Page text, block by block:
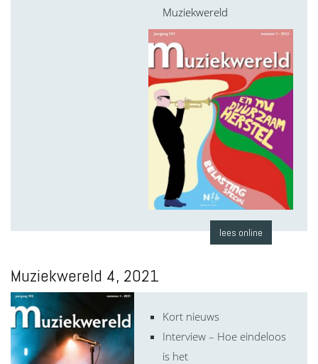
Muziekwereld
lees online
Muziekwereld 4, 2021
Kort nieuws
Interview – Hoe eindeloos
is het